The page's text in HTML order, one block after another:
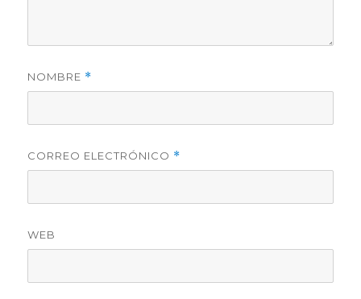
NOMBRE *
CORREO ELECTRÓNICO *
WEB